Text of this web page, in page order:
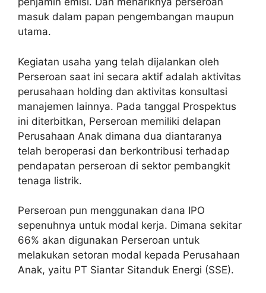
masuk dalam papan pengembangan maupun
utama.
Kegiatan usaha yang telah dijalankan oleh
Perseroan saat ini secara aktif adalah aktivitas
perusahaan holding dan aktivitas konsultasi
manajemen lainnya. Pada tanggal Prospektus
ini diterbitkan, Perseroan memiliki delapan
Perusahaan Anak dimana dua diantaranya
telah beroperasi dan berkontribusi terhadap
pendapatan perseroan di sektor pembangkit
tenaga listrik.
Perseroan pun menggunakan dana IPO
sepenuhnya untuk modal kerja. Dimana sekitar
66% akan digunakan Perseroan untuk
melakukan setoran modal kepada Perusahaan
Anak, yaitu PT Siantar Sitanduk Energi (SSE).